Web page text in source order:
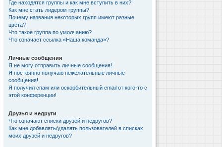
Где находятся группы и как мне вступить в них?
Как мне стать лидером группы?
Почему названия некоторых групп имеют разные
цвета?
Что такое группа по умолчанию?
Что означает ссылка «Наша команда»?
Личные сообщения
Я не могу отправить личные сообщения!
Я постоянно получаю нежелательные личные
сообщения!
Я получил спам или оскорбительный email от кого-то с
этой конференции!
Друзья и недруги
Что означают списки друзей и недругов?
Как мне добавлять/удалять пользователей в списках
моих друзей и недругов?